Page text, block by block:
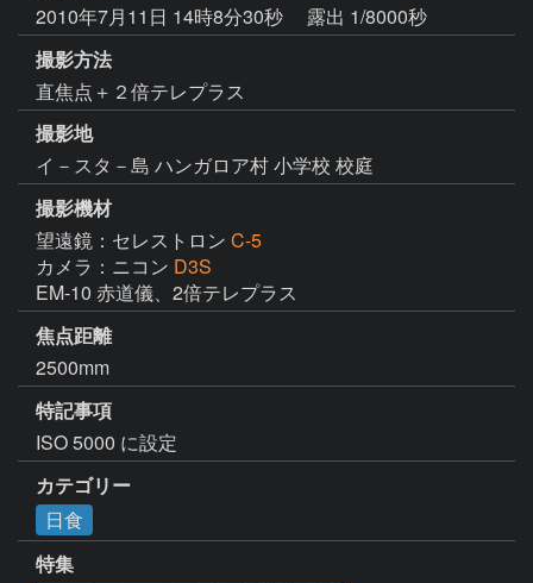
2010年7月11日 14時8分30秒
露出 1/8000秒
撮影方法
直焦点＋２倍テレプラス
撮影地
イ－スタ－島 ハンガロア村 小学校 校庭
撮影機材
望遠鏡：セレストロン C-5
カメラ：ニコン D3S
EM-10 赤道儀、2倍テレプラス
焦点距離
2500mm
特記事項
ISO 5000 に設定
カテゴリー
日食
特集